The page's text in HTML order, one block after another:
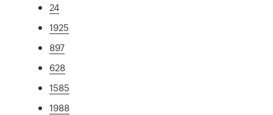
24
1925
897
628
1585
1988